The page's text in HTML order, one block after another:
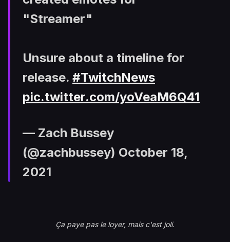
"Streamer"
Unsure about a timeline for
release. #TwitchNews
pic.twitter.com/yoVeaM6Q41
— Zach Bussey
(@zachbussey) October 18,
2021
Ça paye pas le loyer, mais c'est joli.